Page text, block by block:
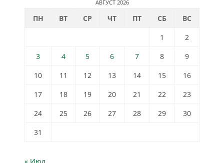
АВГУСТ 2026
ПН ВТ СР ЧТ ПТ СБ
ВС
1
2
3
4 5 6 7 8
9
10
11 12 13 14 15
16
17
18 19 20 21 22
23
24
25 26 27 28 29
30
31